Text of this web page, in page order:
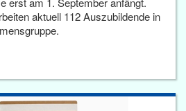
aktuell 112 Auszubildende in